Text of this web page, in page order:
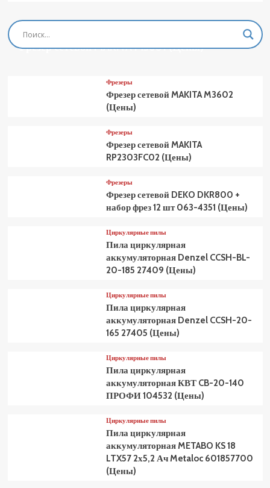
Фрезеры
Фрезер сетевой MAKITA M3601 (Цены)
Фрезеры
Фрезер сетевой MAKITA M3602
(Цены)
Фрезеры
Фрезер сетевой MAKITA
RP2303FC02 (Цены)
Фрезеры
Фрезер сетевой DEKO DKR800 +
набор фрез 12 шт 063-4351 (Цены)
Циркулярные пилы
Пила циркулярная
аккумуляторная Denzel CCSH-BL-
20-185 27409 (Цены)
Циркулярные пилы
Пила циркулярная
аккумуляторная Denzel CCSH-20-
165 27405 (Цены)
Циркулярные пилы
Пила циркулярная
аккумуляторная КВТ CB-20-140
ПРОФИ 104532 (Цены)
Циркулярные пилы
Пила циркулярная
аккумуляторная METABO KS 18
LTX57 2х5,2 Ач Metaloc 601857700
(Цены)